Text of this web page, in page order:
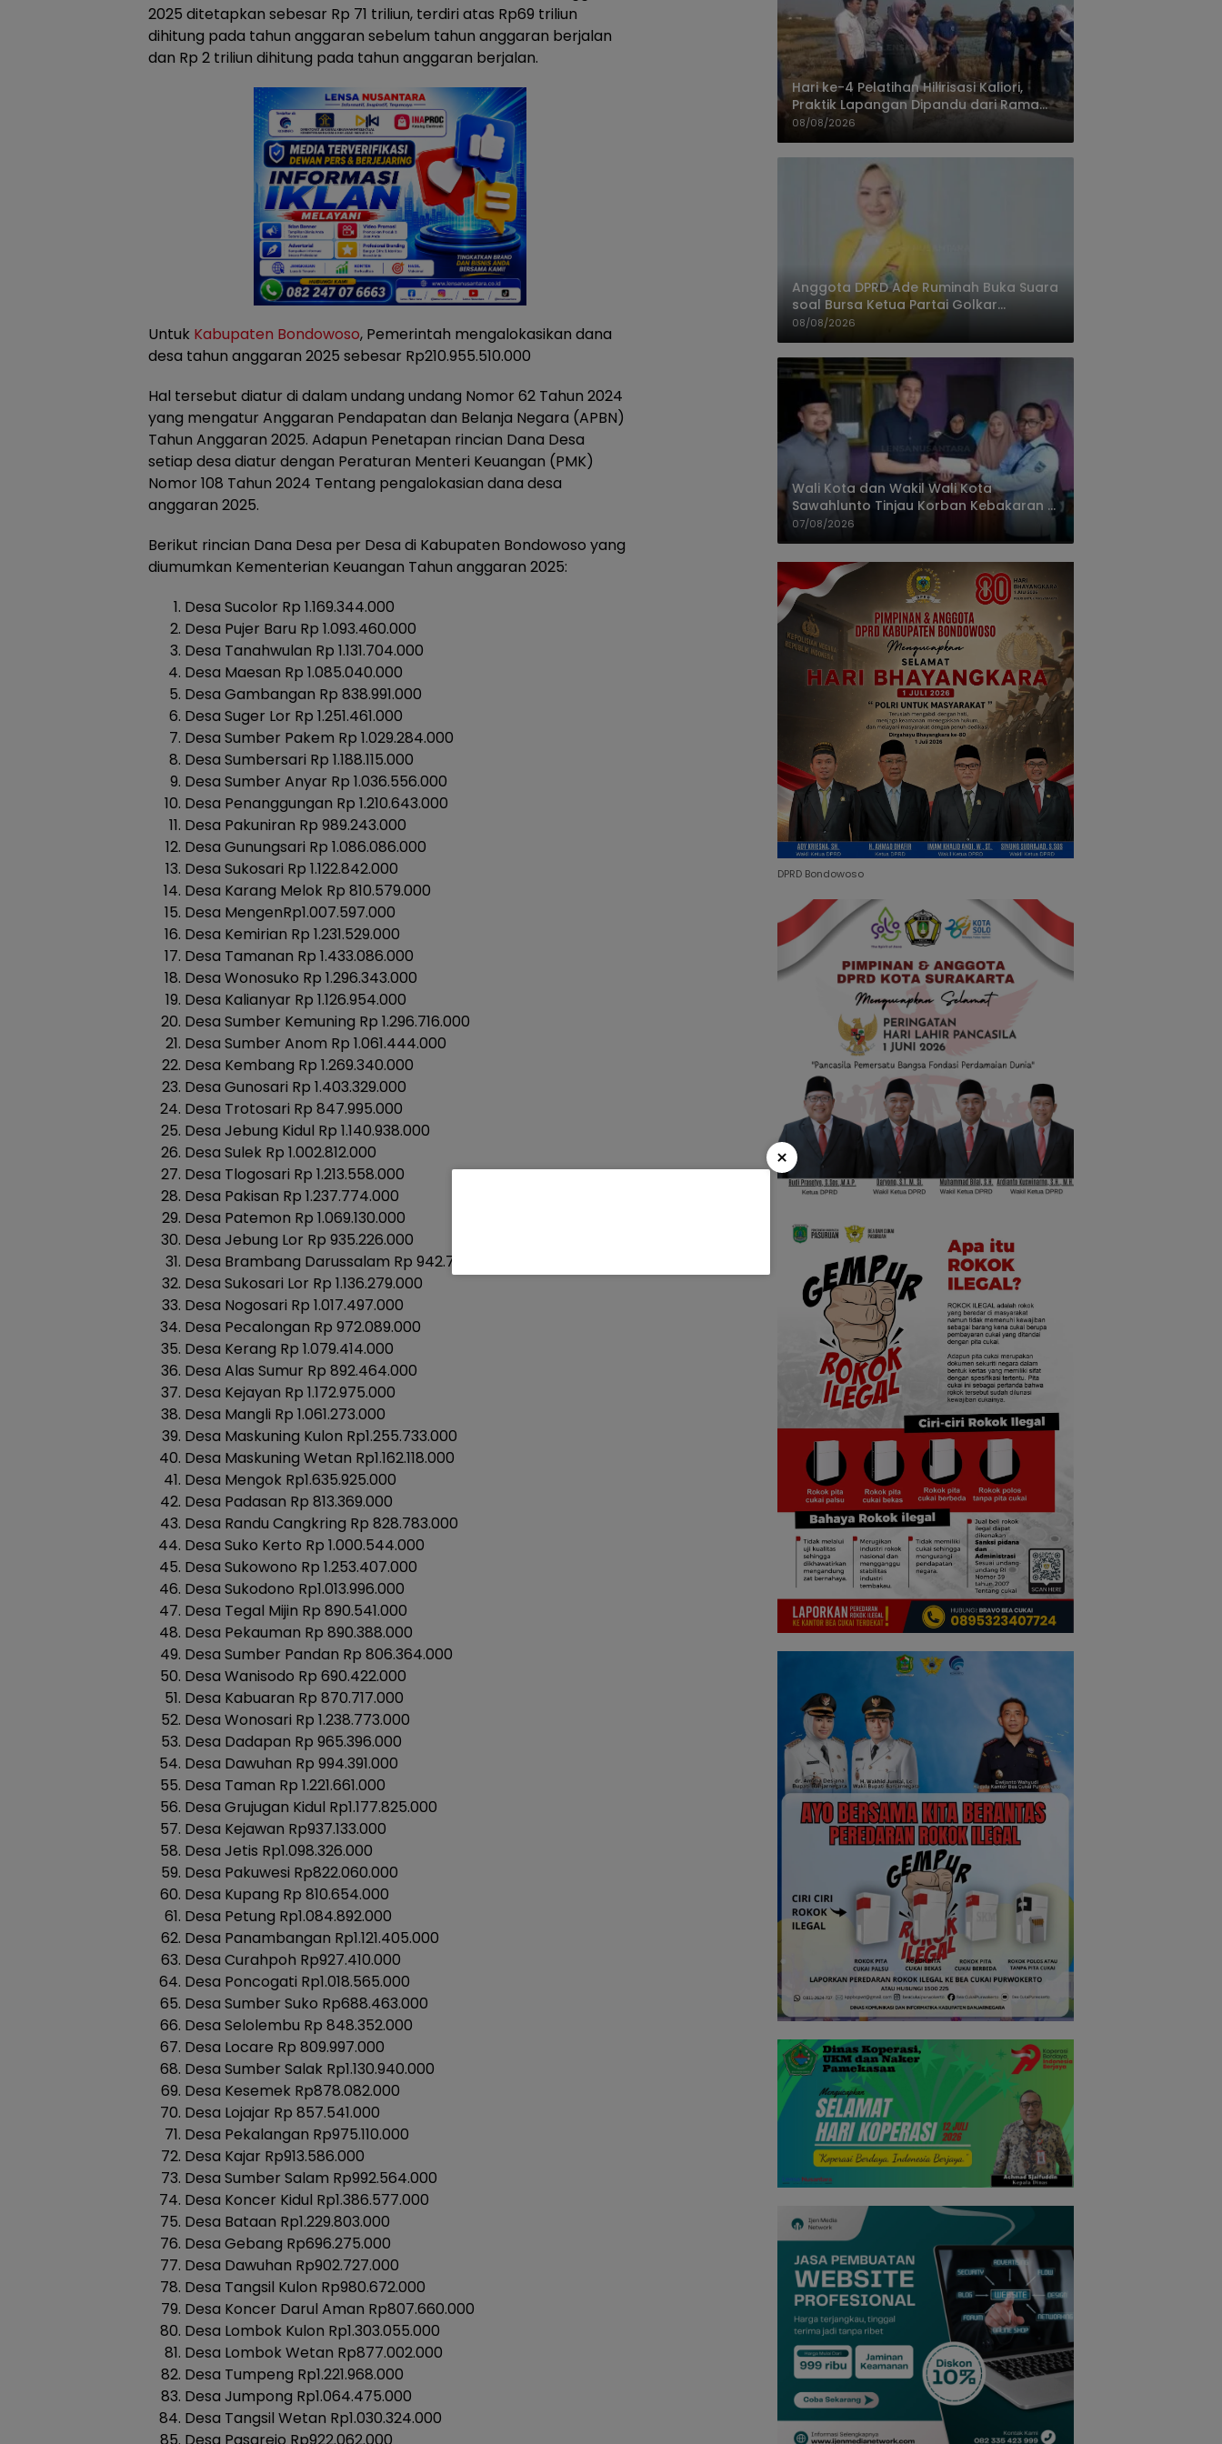
2025 ditetapkan sebesar Rp 71 triliun, terdiri atas Rp69 triliun
dihitung pada tahun anggaran sebelum tahun anggaran berjalan
dan Rp 2 triliun dihitung pada tahun anggaran berjalan.
Untuk Kabupaten Bondowoso, Pemerintah mengalokasikan dana
desa tahun anggaran 2025 sebesar Rp210.955.510.000
Hal tersebut diatur di dalam undang undang Nomor 62 Tahun 2024
yang mengatur Anggaran Pendapatan dan Belanja Negara (APBN)
Tahun Anggaran 2025. Adapun Penetapan rincian Dana Desa
setiap desa diatur dengan Peraturan Menteri Keuangan (PMK)
Nomor 108 Tahun 2024 Tentang pengalokasian dana desa
anggaran 2025.
Berikut rincian Dana Desa per Desa di Kabupaten Bondowoso yang
diumumkan Kementerian Keuangan Tahun anggaran 2025:
Desa Sucolor Rp 1.169.344.000
Desa Pujer Baru Rp 1.093.460.000
Desa Tanahwulan Rp 1.131.704.000
Desa Maesan Rp 1.085.040.000
Desa Gambangan Rp 838.991.000
Desa Suger Lor Rp 1.251.461.000
Desa Sumber Pakem Rp 1.029.284.000
Desa Sumbersari Rp 1.188.115.000
Desa Sumber Anyar Rp 1.036.556.000
Desa Penanggungan Rp 1.210.643.000
Desa Pakuniran Rp 989.243.000
Desa Gunungsari Rp 1.086.086.000
Desa Sukosari Rp 1.122.842.000
Desa Karang Melok Rp 810.579.000
Desa MengenRp1.007.597.000
Desa Kemirian Rp 1.231.529.000
Desa Tamanan Rp 1.433.086.000
Desa Wonosuko Rp 1.296.343.000
Desa Kalianyar Rp 1.126.954.000
Desa Sumber Kemuning Rp 1.296.716.000
Desa Sumber Anom Rp 1.061.444.000
Desa Kembang Rp 1.269.340.000
Desa Gunosari Rp 1.403.329.000
Desa Trotosari Rp 847.995.000
Desa Jebung Kidul Rp 1.140.938.000
Desa Sulek Rp 1.002.812.000
Desa Tlogosari Rp 1.213.558.000
Desa Pakisan Rp 1.237.774.000
Desa Patemon Rp 1.069.130.000
Desa Jebung Lor Rp 935.226.000
Desa Brambang Darussalam Rp 942.798.000
Desa Sukosari Lor Rp 1.136.279.000
Desa Nogosari Rp 1.017.497.000
Desa Pecalongan Rp 972.089.000
Desa Kerang Rp 1.079.414.000
Desa Alas Sumur Rp 892.464.000
Desa Kejayan Rp 1.172.975.000
Desa Mangli Rp 1.061.273.000
Desa Maskuning Kulon Rp1.255.733.000
Desa Maskuning Wetan Rp1.162.118.000
Desa Mengok Rp1.635.925.000
Desa Padasan Rp 813.369.000
Desa Randu Cangkring Rp 828.783.000
Desa Suko Kerto Rp 1.000.544.000
Desa Sukowono Rp 1.253.407.000
Desa Sukodono Rp1.013.996.000
Desa Tegal Mijin Rp 890.541.000
Desa Pekauman Rp 890.388.000
Desa Sumber Pandan Rp 806.364.000
Desa Wanisodo Rp 690.422.000
Desa Kabuaran Rp 870.717.000
Desa Wonosari Rp 1.238.773.000
Desa Dadapan Rp 965.396.000
Desa Dawuhan Rp 994.391.000
Desa Taman Rp 1.221.661.000
Desa Grujugan Kidul Rp1.177.825.000
Desa Kejawan Rp937.133.000
Desa Jetis Rp1.098.326.000
Desa Pakuwesi Rp822.060.000
Desa Kupang Rp 810.654.000
Desa Petung Rp1.084.892.000
Desa Panambangan Rp1.121.405.000
Desa Curahpoh Rp927.410.000
Desa Poncogati Rp1.018.565.000
Desa Sumber Suko Rp688.463.000
Desa Selolembu Rp 848.352.000
Desa Locare Rp 809.997.000
Desa Sumber Salak Rp1.130.940.000
Desa Kesemek Rp878.082.000
Desa Lojajar Rp 857.541.000
Desa Pekalangan Rp975.110.000
Desa Kajar Rp913.586.000
Desa Sumber Salam Rp992.564.000
Desa Koncer Kidul Rp1.386.577.000
Desa Bataan Rp1.229.803.000
Desa Gebang Rp696.275.000
Desa Dawuhan Rp902.727.000
Desa Tangsil Kulon Rp980.672.000
Desa Koncer Darul Aman Rp807.660.000
Desa Lombok Kulon Rp1.303.055.000
Desa Lombok Wetan Rp877.002.000
Desa Tumpeng Rp1.221.968.000
Desa Jumpong Rp1.064.475.000
Desa Tangsil Wetan Rp1.030.324.000
Hari ke-4 Pelatihan Hilirisasi Kaliori,
Praktik Lapangan Dipandu dari Rama
Shinta Cirebon
08/08/2026
Anggota DPRD Ade Ruminah Buka Suara
soal Bursa Ketua Partai Golkar
Pangandaran
08/08/2026
Wali Kota dan Wakil Wali Kota
Sawahlunto Tinjau Korban Kebakaran di
Sikalang, Pastikan Bantuan dan Perkuat
Mitigasi Bencana
07/08/2026
DPRD Bondowoso
×